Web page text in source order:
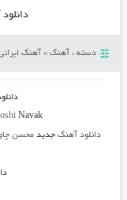
دسته : آهنگ» آهنگ
Navak
دانلود آهنگجدید محسن